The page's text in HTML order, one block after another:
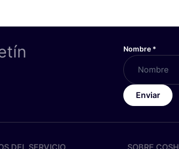
Nombre *
Enviar
DEL SERVICIO SOBRE COSH